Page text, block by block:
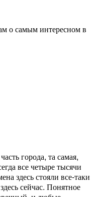
о самым интересном в
города, та самая,
все четыре тысячи
здесь стояли все-таки
сейчас. Понятное